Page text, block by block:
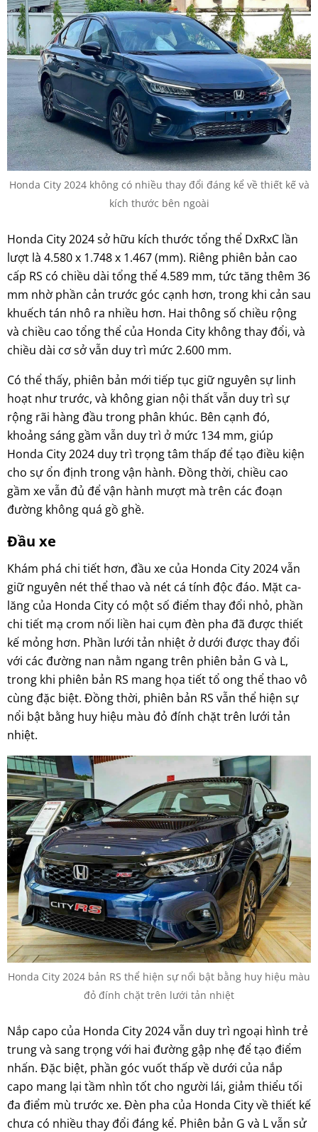
Honda City 2024 không có nhiều thay đổi đáng kể về thiết kế và
kích thước bên ngoài
Honda City 2024 sở hữu kích thước tổng thể DxRxC lần
lượt là 4.580 x 1.748 x 1.467 (mm). Riêng phiên bản cao
cấp RS có chiều dài tổng thể 4.589 mm, tức tăng thêm 36
mm nhờ phần cản trước góc cạnh hơn, trong khi cản sau
khuếch tán nhô ra nhiều hơn. Hai thông số chiều rộng
và chiều cao tổng thể của Honda City không thay đổi, và
chiều dài cơ sở vẫn duy trì mức 2.600 mm.
Có thể thấy, phiên bản mới tiếp tục giữ nguyên sự linh
hoạt như trước, và không gian nội thất vẫn duy trì sự
rộng rãi hàng đầu trong phân khúc. Bên cạnh đó,
khoảng sáng gầm vẫn duy trì ở mức 134 mm, giúp
Honda City 2024 duy trì trọng tâm thấp để tạo điều kiện
cho sự ổn định trong vận hành. Đồng thời, chiều cao
gầm xe vẫn đủ để vận hành mượt mà trên các đoạn
đường không quá gồ ghề.
Đầu xe
Khám phá chi tiết hơn, đầu xe của Honda City 2024 vẫn
giữ nguyên nét thể thao và nét cá tính độc đáo. Mặt ca-
lăng của Honda City có một số điểm thay đổi nhỏ, phần
chi tiết mạ crom nối liền hai cụm đèn pha đã được thiết
kế mỏng hơn. Phần lưới tản nhiệt ở dưới được thay đổi
với các đường nan nằm ngang trên phiên bản G và L,
trong khi phiên bản RS mang họa tiết tổ ong thể thao vô
cùng đặc biệt. Đồng thời, phiên bản RS vẫn thể hiện sự
nổi bật bằng huy hiệu màu đỏ đính chặt trên lưới tản
nhiệt.
Honda City 2024 bản RS thể hiện sự nổi bật bằng huy hiệu màu
đỏ đính chặt trên lưới tản nhiệt
Nắp capo của Honda City 2024 vẫn duy trì ngoại hình trẻ
trung và sang trọng với hai đường gập nhẹ để tạo điểm
nhấn. Đặc biệt, phần góc vuốt thấp về dưới của nắp
capo mang lại tầm nhìn tốt cho người lái, giảm thiểu tối
đa điểm mù trước xe. Đèn pha của Honda City về thiết kế
chưa có nhiều thay đổi đáng kể. Phiên bản G và L vẫn sử